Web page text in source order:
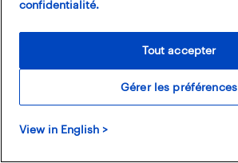
View in English >
confidentialité.
Gérer les préférences
Tout accepter